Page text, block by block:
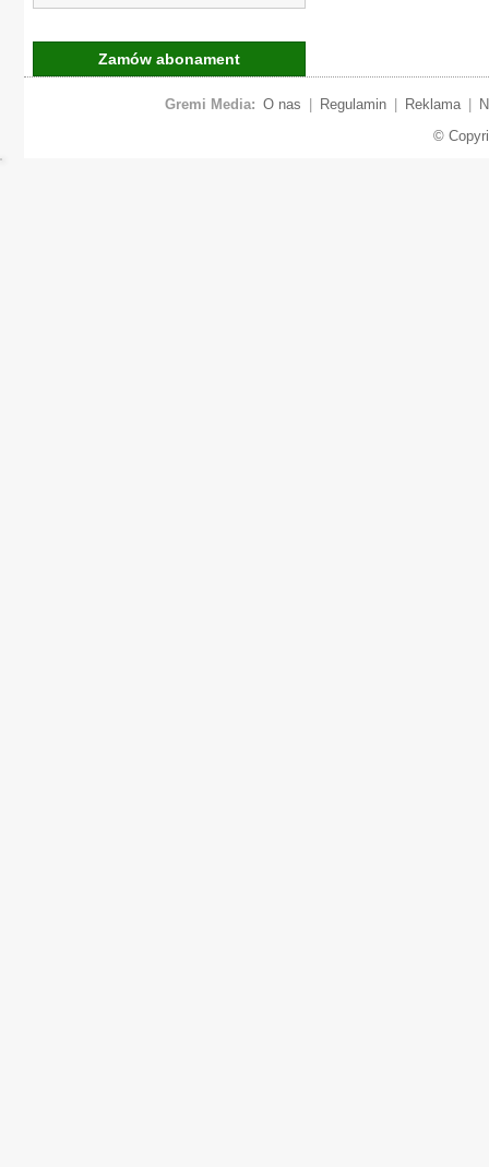
Zamów abonament
Gremi Media: O nas Regulamin Reklama
©